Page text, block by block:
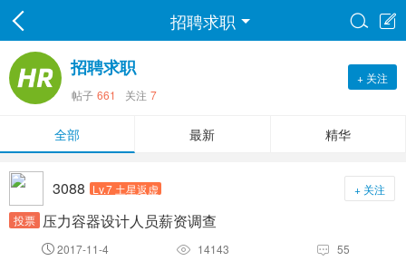
招聘求职 

招聘求职
帖子 661 关注 7
+ 关注
全部 最新 精华
3088 Lv.7 土星返虚
+ 关注
投票 压力容器设计人员薪资调查
 2017-11-4  14143  55